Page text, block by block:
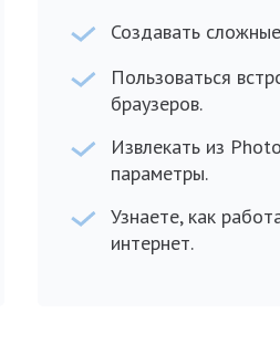
Создавать
Пользоваться
браузеров.
Извлекать из
параметры.
Узнаете, как
интернет.